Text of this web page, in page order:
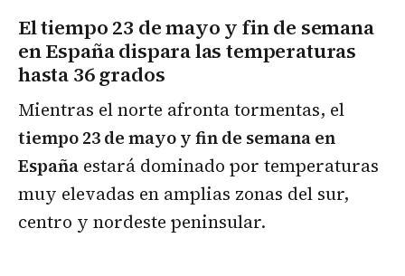
El tiempo 23 de mayo y fin de semana
en España dispara las temperaturas
hasta 36 grados
Mientras el norte afronta tormentas, el
tiempo 23 de mayo y fin de semana en
España estará dominado por temperaturas
muy elevadas en amplias zonas del sur,
centro y nordeste peninsular.